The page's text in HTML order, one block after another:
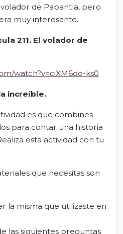
de Papantla, pero
muy interesante.
211. El volador de
watch?v=ciXM6do-ks0
increíble.
es que combines
para contar una historia
esta actividad con tu
que necesitas son
la misma que utilizaste en
las siguientes preguntas